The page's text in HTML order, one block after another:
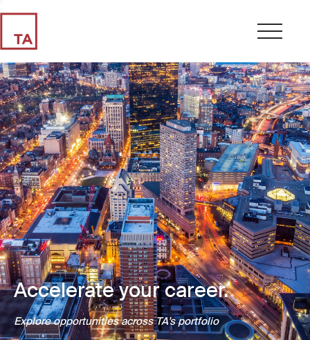
Accelerate your career.
Explore opportunities across TA's portfolio